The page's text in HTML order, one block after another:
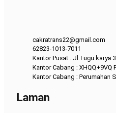
cakratrans22@gmail.com
62823-1013-7011
Kantor Pusat : Jl.Tugu karya
Kantor Cabang : XHQQ+9VQ
Kantor Cabang : Perumahan
Laman